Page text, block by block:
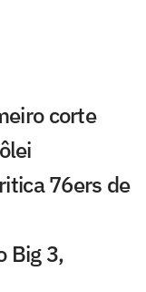
corte
76ers de
Big 3,